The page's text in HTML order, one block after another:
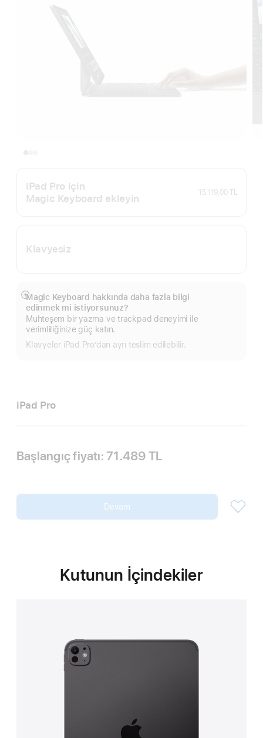
iPad Pro için
Magic Keyboard ekleyin
15.119,00 TL
Klavyesiz
Magic Keyboard hakkında daha fazla bilgi
edinmek mi istiyorsunuz?
Muhteşem bir yazma ve trackpad deneyimi ile
verimliliğinize güç katın.
Klavyeler iPad Pro’dan ayrı teslim edilebilir.
Daha
fazlasını
göster
iPad Pro
Başlangıç fiyatı: 71.489 TL
Devam
Kutunun İçindekiler